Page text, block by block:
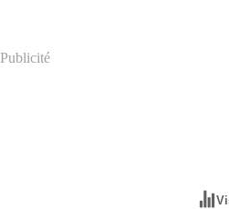
Publicité